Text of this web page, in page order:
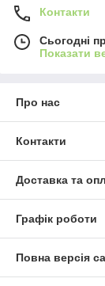
Контакти
Сьогодні
Показати
Про нас
Контакти
Доставка та
Графік роботи
Повна версія